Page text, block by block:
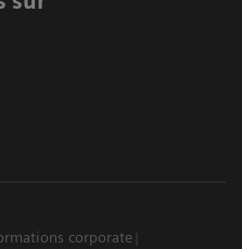
corporate